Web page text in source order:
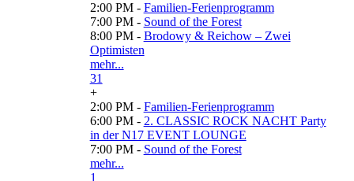
2:00 PM - Familien-Ferienprogramm
7:00 PM - Sound of the Forest
8:00 PM - Brodowy & Reichow – Zwei
Optimisten
mehr...
31
+
2:00 PM - Familien-Ferienprogramm
6:00 PM - 2. CLASSIC ROCK NACHT Party
in der N17 EVENT LOUNGE
7:00 PM - Sound of the Forest
mehr...
1